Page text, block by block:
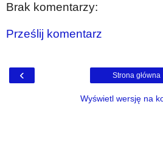
Brak komentarzy:
Prześlij komentarz
‹ Strona główna
Wyświetl wersję na